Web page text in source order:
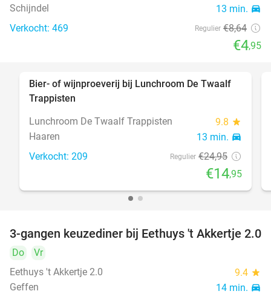
Schijndel 13 min. directions_car
Verkocht: 469 Regulier €8,64
€4,95
40%
Bier- of wijnproeverij bij Lunchroom De Twaalf
Trappisten
Lunchroom De Twaalf Trappisten
9.8 star
Haaren 13 min. directions_car
Verkocht: 209 Regulier €24,95
€14,95
44%
3-gangen keuzediner bij Eethuys 't Akkertje 2.0
Do
Vr
Eethuys 't Akkertje 2.0
9.4 star
Geffen 14 min. directions_car